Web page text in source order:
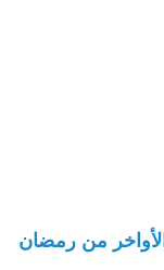
من رمضان